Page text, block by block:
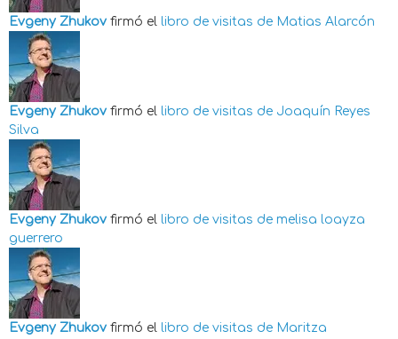
Evgeny Zhukov firmó el libro de visitas de Matias Alarcón
Evgeny Zhukov firmó el libro de visitas de Joaquín Reyes
Silva
Evgeny Zhukov firmó el libro de visitas de melisa loayza
guerrero
Evgeny Zhukov firmó el libro de visitas de Maritza